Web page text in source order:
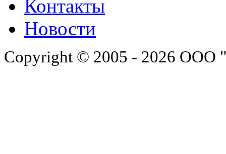
Контакты
Новости
Copyright © 2005 - 2026 ООО